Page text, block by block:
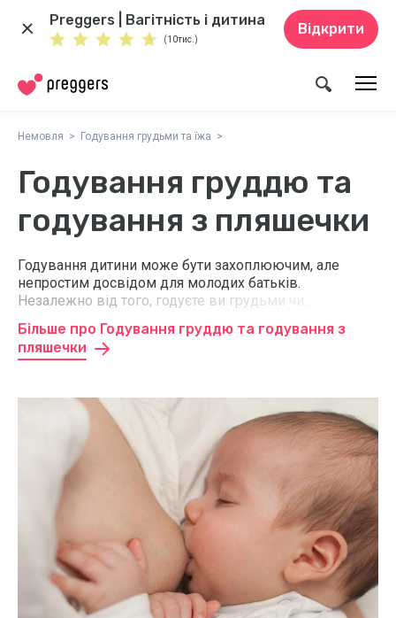
Preggers | Вагітність і дитина
(10тис.)
Відкрити
Немовля Годування грудьми та їжа
Годування груддю та
годування з пляшечки
Годування дитини може бути захоплюючим, але
непростим досвідом для молодих батьків.
Незалежно від того, годуєте ви грудьми чи
вважаєте правильним для обох батьків і дитини. Тут
ви можете знайти поради щодо грудного
Більше про Годування груддю та годування з
пляшечки